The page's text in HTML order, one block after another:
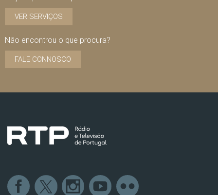
VER SERVIÇOS
Não encontrou o que procura?
FALE CONNOSCO